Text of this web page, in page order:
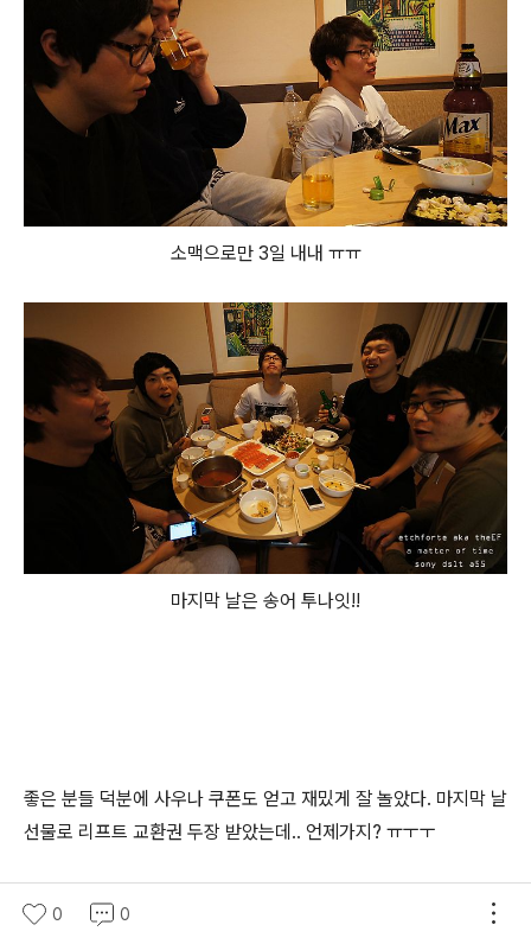
소맥으로만 3일 내내 ㅠㅠ
마지막 날은 송어 투나잇!!
좋은 분들 덕분에 사우나 쿠폰도 얻고 재밌게 잘 놀았다. 마지막 날
선물로 리프트 교환권 두장 받았는데.. 언제가지? ㅠㅜㅜ
0 0